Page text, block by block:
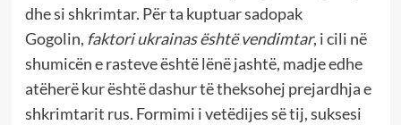
dhe si shkrimtar. Për ta kuptuar sadopak
Gogolin, faktori ukrainas është vendimtar, i cili në
shumicën e rasteve është lënë jashtë, madje edhe
atëherë kur është dashur të theksohej prejardhja e
shkrimtarit rus. Formimi i vetëdijes së tij, suksesi